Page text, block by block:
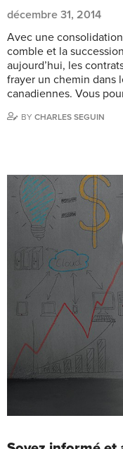
décembre 31, 2014
Avec une
comble et la
aujourd’hui, les
frayer un chemin dans
canadiennes. Vous
BY CHARLES SEGUIN